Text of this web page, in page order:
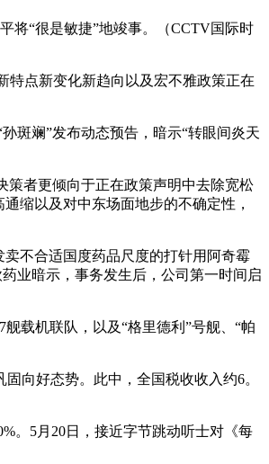
“很是敏捷”地竣事。（CCTV国际时
点新变化新趋向以及宏不雅政策正在
斑斓”发布动态预告，暗示“转眼间炎天
者更倾向于正在政策声明中去除宽松
缩以及对中东场面地步的不确定性，
不合适国度药品尺度的打针用阿奇霉
业暗示，事务发生后，公司第一时间启
载机联队，以及“格里德利”号舰、“帕
向好态势。此中，全国税收收入约6。
。5月20日，接近字节跳动听士对《每